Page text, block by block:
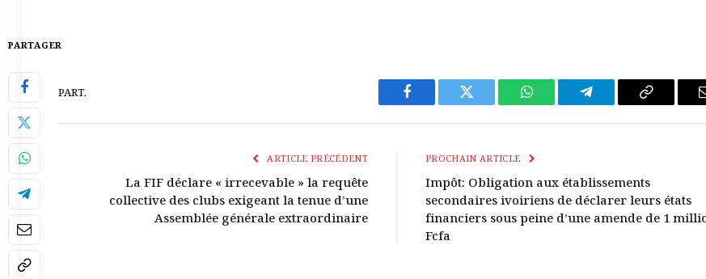
PARTAGER
PART.
Facebook Twitter WhatsAppTélégrammeCopier
ARTICLE PRÉCÉDENT
La FIF déclare « irrecevable » la requête
collective des clubs exigeant la tenue d’une
Assemblée générale extraordinaire
PROCHAIN ARTICLE
Impôt: Obligation aux établissements
secondaires ivoiriens de déclarer leurs états
financiers sous peine d’une amende de 1
Fcfa